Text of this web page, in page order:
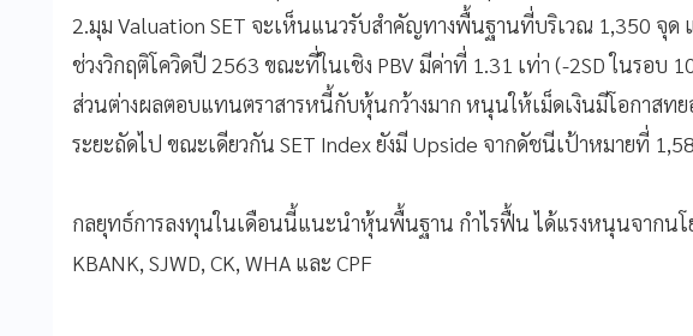
2.มุม Valuation SET จะเห็นแนวรับสำคัญทางพื้นฐานที่บริเวณ 1,350 จุด
ช่วงวิกฤติโควิดปี 2563 ขณะที่ในเชิง PBV มีค่าที่ 1.31 เท่า (-2SD ในรอบ
ส่วนต่างผลตอบแทนตราสารหนี้กับหุ้นกว้างมาก หนุนให้เม็ดเงินมีโอกาสท
ระยะถัดไป ขณะเดียวกัน SET Index ยังมี Upside จากดัชนีเป้าหมายที่
กลยุทธ์การลงทุนในเดือนนี้แนะนำหุ้นพื้นฐาน กำไรฟื้น ได้แรงหนุนจากนโย
KBANK, SJWD, CK, WHA และ CPF